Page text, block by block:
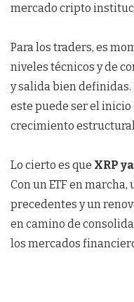
mercado cripto
Para los traders, es
niveles técnicos y de
y salida bien definidas.
este puede ser el inicio
crecimiento
Lo cierto es que XRP
Con un ETF en
precedentes y un
en camino de
los mercados